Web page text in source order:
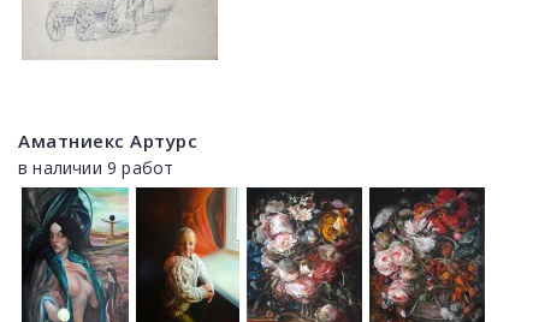
Аматниекс Артурс
в наличии 9 работ